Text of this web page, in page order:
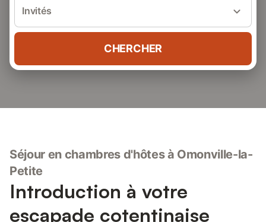
Invités
CHERCHER
Séjour en chambres d'hôtes à Omonville-la-
Petite
Introduction à votre
escapade cotentinaise